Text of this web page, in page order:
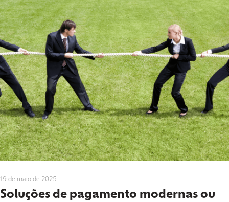
19 de maio de 2025
Soluções de pagamento modernas ou